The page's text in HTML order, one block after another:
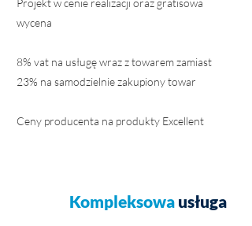
Projekt w cenie realizacji oraz gratisowa
wycena
8% vat na usługę wraz z towarem zamiast
23% na samodzielnie zakupiony towar
Ceny producenta na produkty Excellent
Kompleksowa usługa